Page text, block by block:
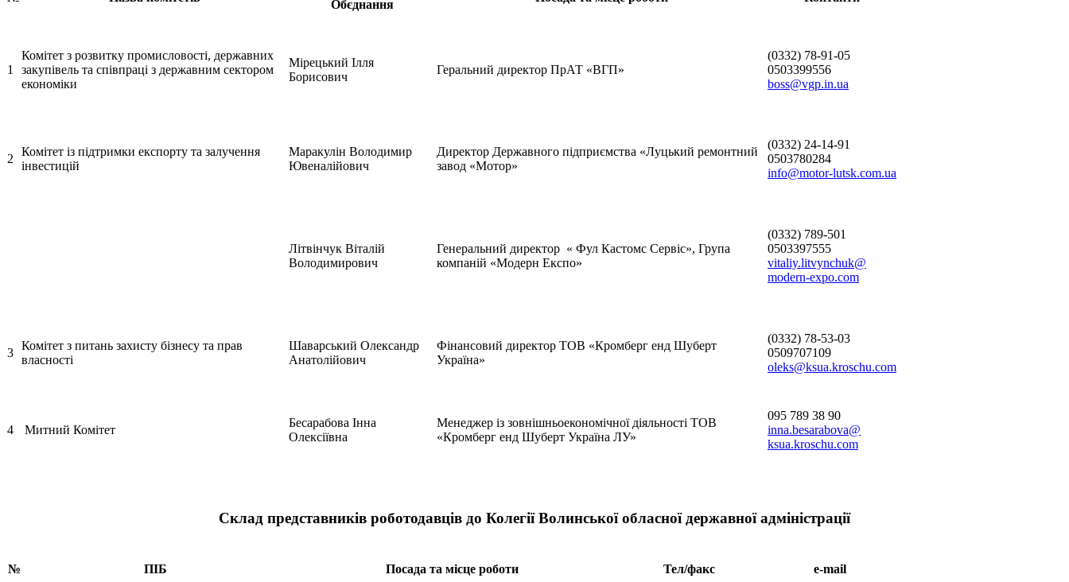
Обєднання
1
Комітет з розвитку промисловості, державних
закупівель та співпраці з державним сектором
економіки
Мірецький Ілля
Борисович
Геральний директор ПрАТ «ВГП»
(0332) 78-91-05
0503399556
boss@vgp.in.ua
2
Комітет із підтримки експорту та залучення
інвестицій
Маракулін Володимир
Ювеналійович
Директор Державного підприємства «Луцький ремонтний
завод «Мотор»
(0332) 24-14-91
0503780284
info@motor-lutsk.com.ua
Літвінчук Віталій
Володимирович
Генеральний директор « Фул Кастомс Сервіс», Група
компаній «Модерн Експо»
(0332) 789-501
0503397555
vitaliy.litvynchuk@
modern-expo.com
3
Комітет з питань захисту бізнесу та прав
власності
Шаварський Олександр
Анатолійович
Фінансовий директор ТОВ «Кромберг енд Шуберт
Україна»
(0332) 78-53-03
0509707109
oleks@ksua.kroschu.com
4 Митний Комітет
Бесарабова Інна
Олексіївна
Менеджер із зовнішньоекономічної діяльності ТОВ
«Кромберг енд Шуберт Україна ЛУ»
095 789 38 90
inna.besarabova@
ksua.kroschu.com
Склад представників роботодавців до Колегії Волинської обласної державної адміністрації
№ ПІБ Посада та місце роботи Тел/факс e-mail